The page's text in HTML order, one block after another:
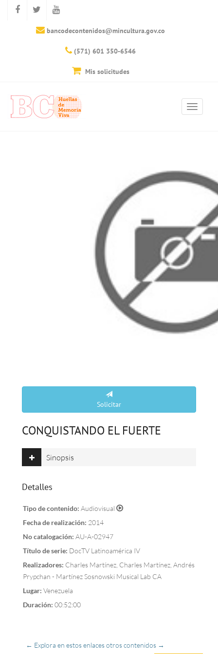
bancodecontenidos@mincultura.gov.co
(571) 601 350-6546
Mis solicitudes
Solicitar
CONQUISTANDO EL FUERTE
Sinopsis
Detalles
Tipo de contenido: Audiovisual
Fecha de realización: 2014
No catalogación: AU-A-02947
Título de serie: DocTV Latinoamérica IV
Realizadores: Charles Martínez, Charles Martínez, Andrés
Prypchan - Martínez Sosnowski Musical Lab CA
Lugar: Venezuela
Duración: 00:52:00
← Explora en estos enlaces otros contenidos →